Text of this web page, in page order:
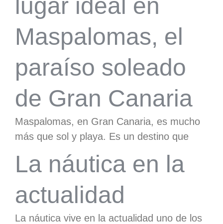
lugar ideal en
Maspalomas, el
paraíso soleado
de Gran Canaria
Maspalomas, en Gran Canaria, es mucho
más que sol y playa. Es un destino que
La náutica en la
actualidad
La náutica vive en la actualidad uno de los